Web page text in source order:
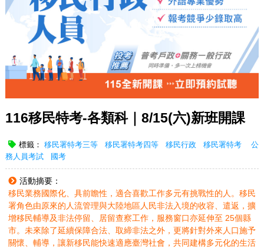
116移民特考-各類科｜8/15(六)新班開課
標籤： 移民署特考三等 移民署特考四等 移民行政
移民署特考 公
務人員考試 國考
活動摘要：
移民業務國際化、具前瞻性，適合喜歡工作多元有挑戰性的人。移民
署角色由原來的人流管理與大陸地區人民非法入境的收容、遣返，擴
增移民輔導及非法停留、居留查察工作，服務窗口亦延伸至 25個縣
市。未來除了延續保障合法、取締非法之外，更將針對外來人口施予
關懷、輔導，讓新移民能快速適應臺灣社會，共同建構多元化的生活